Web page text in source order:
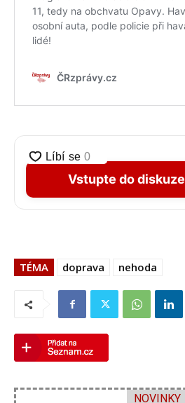
Vstupte do diskuze
TÉMA doprava nehoda
NOVINKY